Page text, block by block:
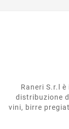
Raneri S.r.l
distribuzione
vini, birre